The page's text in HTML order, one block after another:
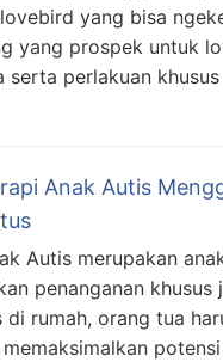
yang bisa
yang prospek untuk
perlakuan
Anak Autis
Autis merupakan
penanganan khusus
rumah, orang tua